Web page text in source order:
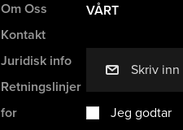
Om Oss
Kontakt
Juridisk info
Retningslinjer
for
VÅRT
mail
Jeg godtar